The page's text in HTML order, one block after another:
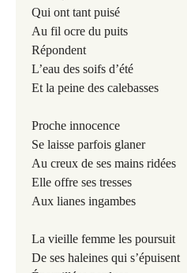
Qui ont tant puisé
Au fil ocre du puits
Répondent
L’eau des soifs d’été
Et la peine des calebasses
Proche innocence
Se laisse parfois glaner
Au creux de ses mains ridées
Elle offre ses tresses
Aux lianes ingambes
La vieille femme les poursuit
De ses haleines qui s’épuisent